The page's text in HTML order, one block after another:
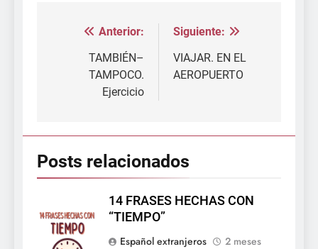
Navegación
entradas
Anterior:
TAMBIÉN–
TAMPOCO.
Ejercicio
Siguiente:
VIAJAR. EN EL
AEROPUERTO
Posts relacionados
14 FRASES HECHAS CON
“TIEMPO”
Español extranjeros
2 meses